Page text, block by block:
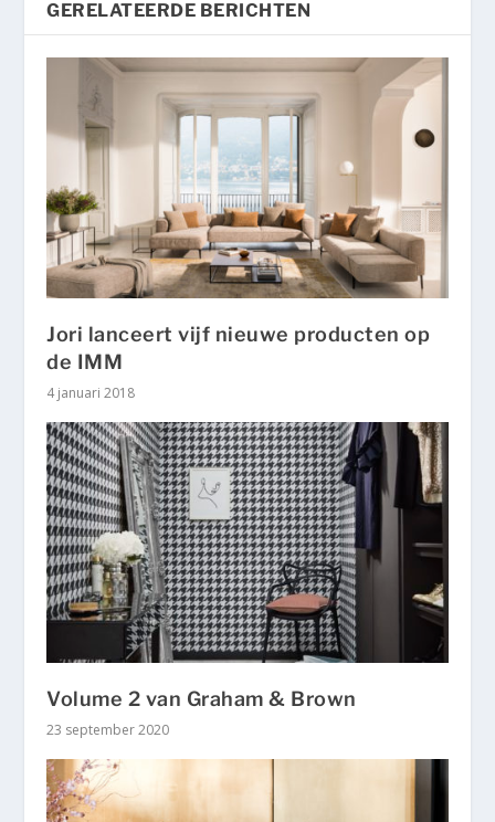
GERELATEERDE BERICHTEN
Jori lanceert vijf nieuwe producten op
de IMM
4 januari 2018
Volume 2 van Graham & Brown
23 september 2020